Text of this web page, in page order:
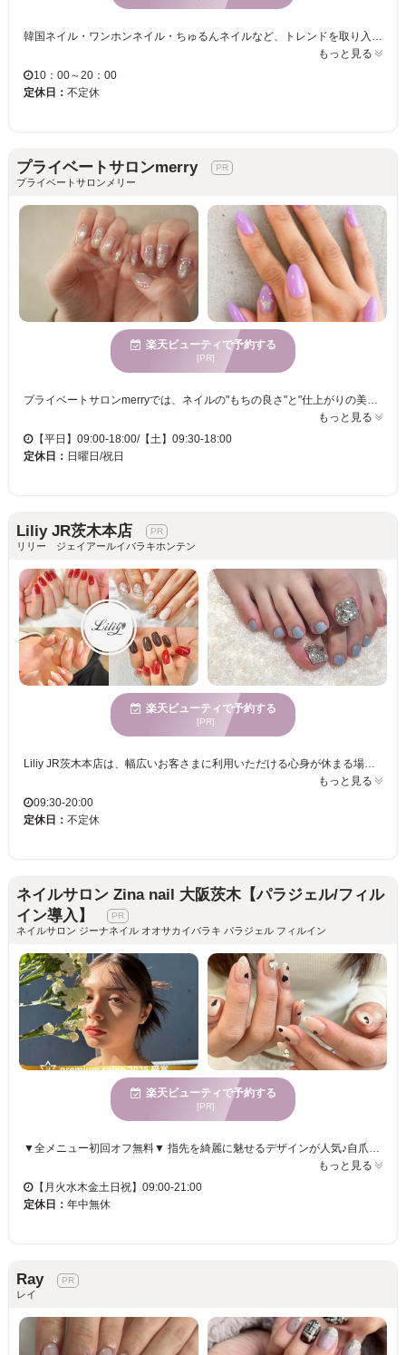
もっと見る
10：00～20：00
定休日： 不定休
プライベートサロンmerry
プライベートサロンメリー
楽天ビューティで予約する
[PR]
もっと見る
【平日】09:00-18:00/【土】09:30-18:00
定休日： 日曜日/祝日
Liliy JR茨木本店
リリー ジェイアールイバラキホンテン
楽天ビューティで予約する
[PR]
Liliy JR茨木本店は、幅広いお客さまに利用いただける心身が休まる場所です。当店では、豊富なデザイン提案を行い、お客様一人一人の個性を引き出すことを目指しています。静かで穏やかな時間を過ごすことができる環境で、年齢を問わず様々な方に喜んでいただけるサービスを提供しています。プライベートサロンならではの個室完備で、周りを気にせず自由に過ごせる空間を提供。特に、デザインの幅広さには自信を持っており、トレンドを押さえつつ個性を大切にしたスタイルを実現いたします。日常の喧騒を忘れ、リフレッシュしながら理想のネイルを叶える場として、皆様のご来店を心よりお待ちしております。
もっと見る
09:30-20:00
定休日： 不定休
ネイルサロン Zina nail 大阪茨木【パラジェル/フィル
イン導入】
ネイルサロン ジーナネイル オオサカイバラキ パラジェル フィルイン
楽天ビューティで予約する
[PR]
▼全メニュー初回オフ無料▼ 指先を綺麗に魅せるデザインが人気♪自爪に優しいパラジェル取扱いサロン♪ ▼▽こんな方におすすめ▽▼ ネイルを休まず続けたい方、爪が薄い・割れる方/ネイルのモチが悪い方/シンプル~アートまで幅広くデザインを楽しみたい方 ▽お子様同伴OK♪動画視聴サービスあり▽ 当店は幅広い年代の方にご利用いただいております。お客様に寄り添えるサロン作りを心がけております。
もっと見る
【月火水木金土日祝】09:00-21:00
定休日： 年中無休
Ray
レイ